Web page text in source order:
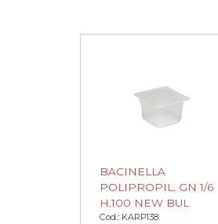
BACINELLA
POLIPROPIL. GN 1/6
H.100 NEW BUL
Cod.: KARP138